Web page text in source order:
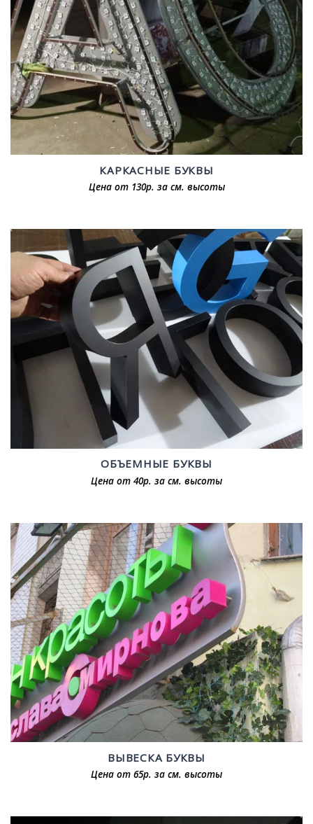
КАРКАСНЫЕ БУКВЫ
Цена от 130р. за см. высоты
ОБЪЕМНЫЕ БУКВЫ
Цена от 40р. за см. высоты
ВЫВЕСКА БУКВЫ
Цена от 65р. за см. высоты